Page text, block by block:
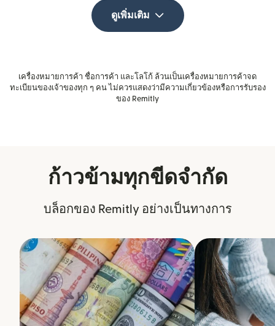
ดูเพิ่มเติม
เครื่องหมายการค้า ชื่อการค้า และโลโก้ ล้วนเป็นเครื่องหมายการค้าจด
ทะเบียนของเจ้าของทุก ๆ คน ไม่ควรแสดงว่ามีความเกี่ยวข้องหรือการรับรอง
ของ Remitly
ก้าวข้ามทุกขีดจำกัด
บล็อกของ Remitly อย่างเป็นทางการ